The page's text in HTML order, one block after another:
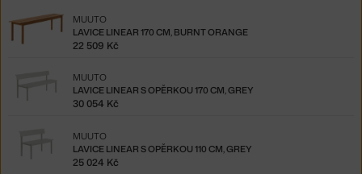
LAVICE LINEAR 170 CM, BURNT ORANGE
MUUTO
22 509 Kč
LAVICE LINEAR S OPĚRKOU 170 CM, GREY
MUUTO
30 054 Kč
LAVICE LINEAR S OPĚRKOU 110 CM, GREY
MUUTO
25 024 Kč